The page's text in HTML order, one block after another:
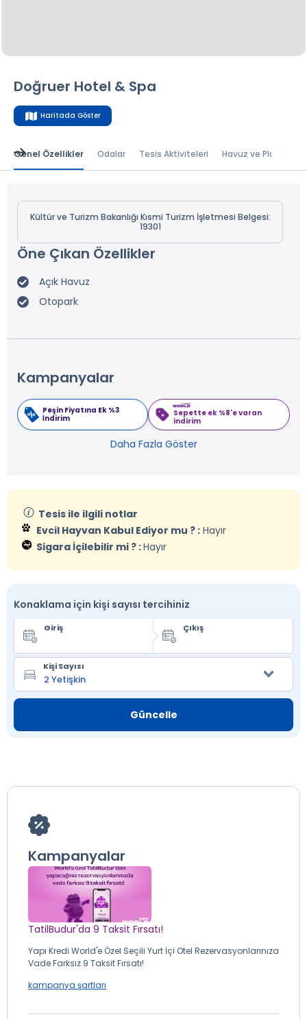
Doğruer Hotel & Spa
Haritada Göster
Genel Özellikler Odalar Tesis Aktiviteleri Havuz ve Plaj
Kültür ve Turizm Bakanlığı Kısmi Turizm İşletmesi Belgesi:
19301
Öne Çıkan Özellikler
Açık Havuz
Otopark
Kampanyalar
Peşin Fiyatına Ek %3
İndirim
Sepette ek %8'e varan
indirim
Daha Fazla Göster
Tesis ile ilgili notlar
Evcil Hayvan Kabul Ediyor mu ? : Hayır
Sigara İçilebilir mi ? :Hayır
Konaklama için kişi sayısı tercihiniz
Giriş Çıkış
Kişi Sayısı
Güncelle
Kampanyalar
TatilBudur'da 9 Taksit Fırsatı!
Yapı Kredi World'e Özel Seçili Yurt İçi Otel Rezervasyonlarınıza
Vade Farksız 9 Taksit Fırsatı!
kampanya şartları